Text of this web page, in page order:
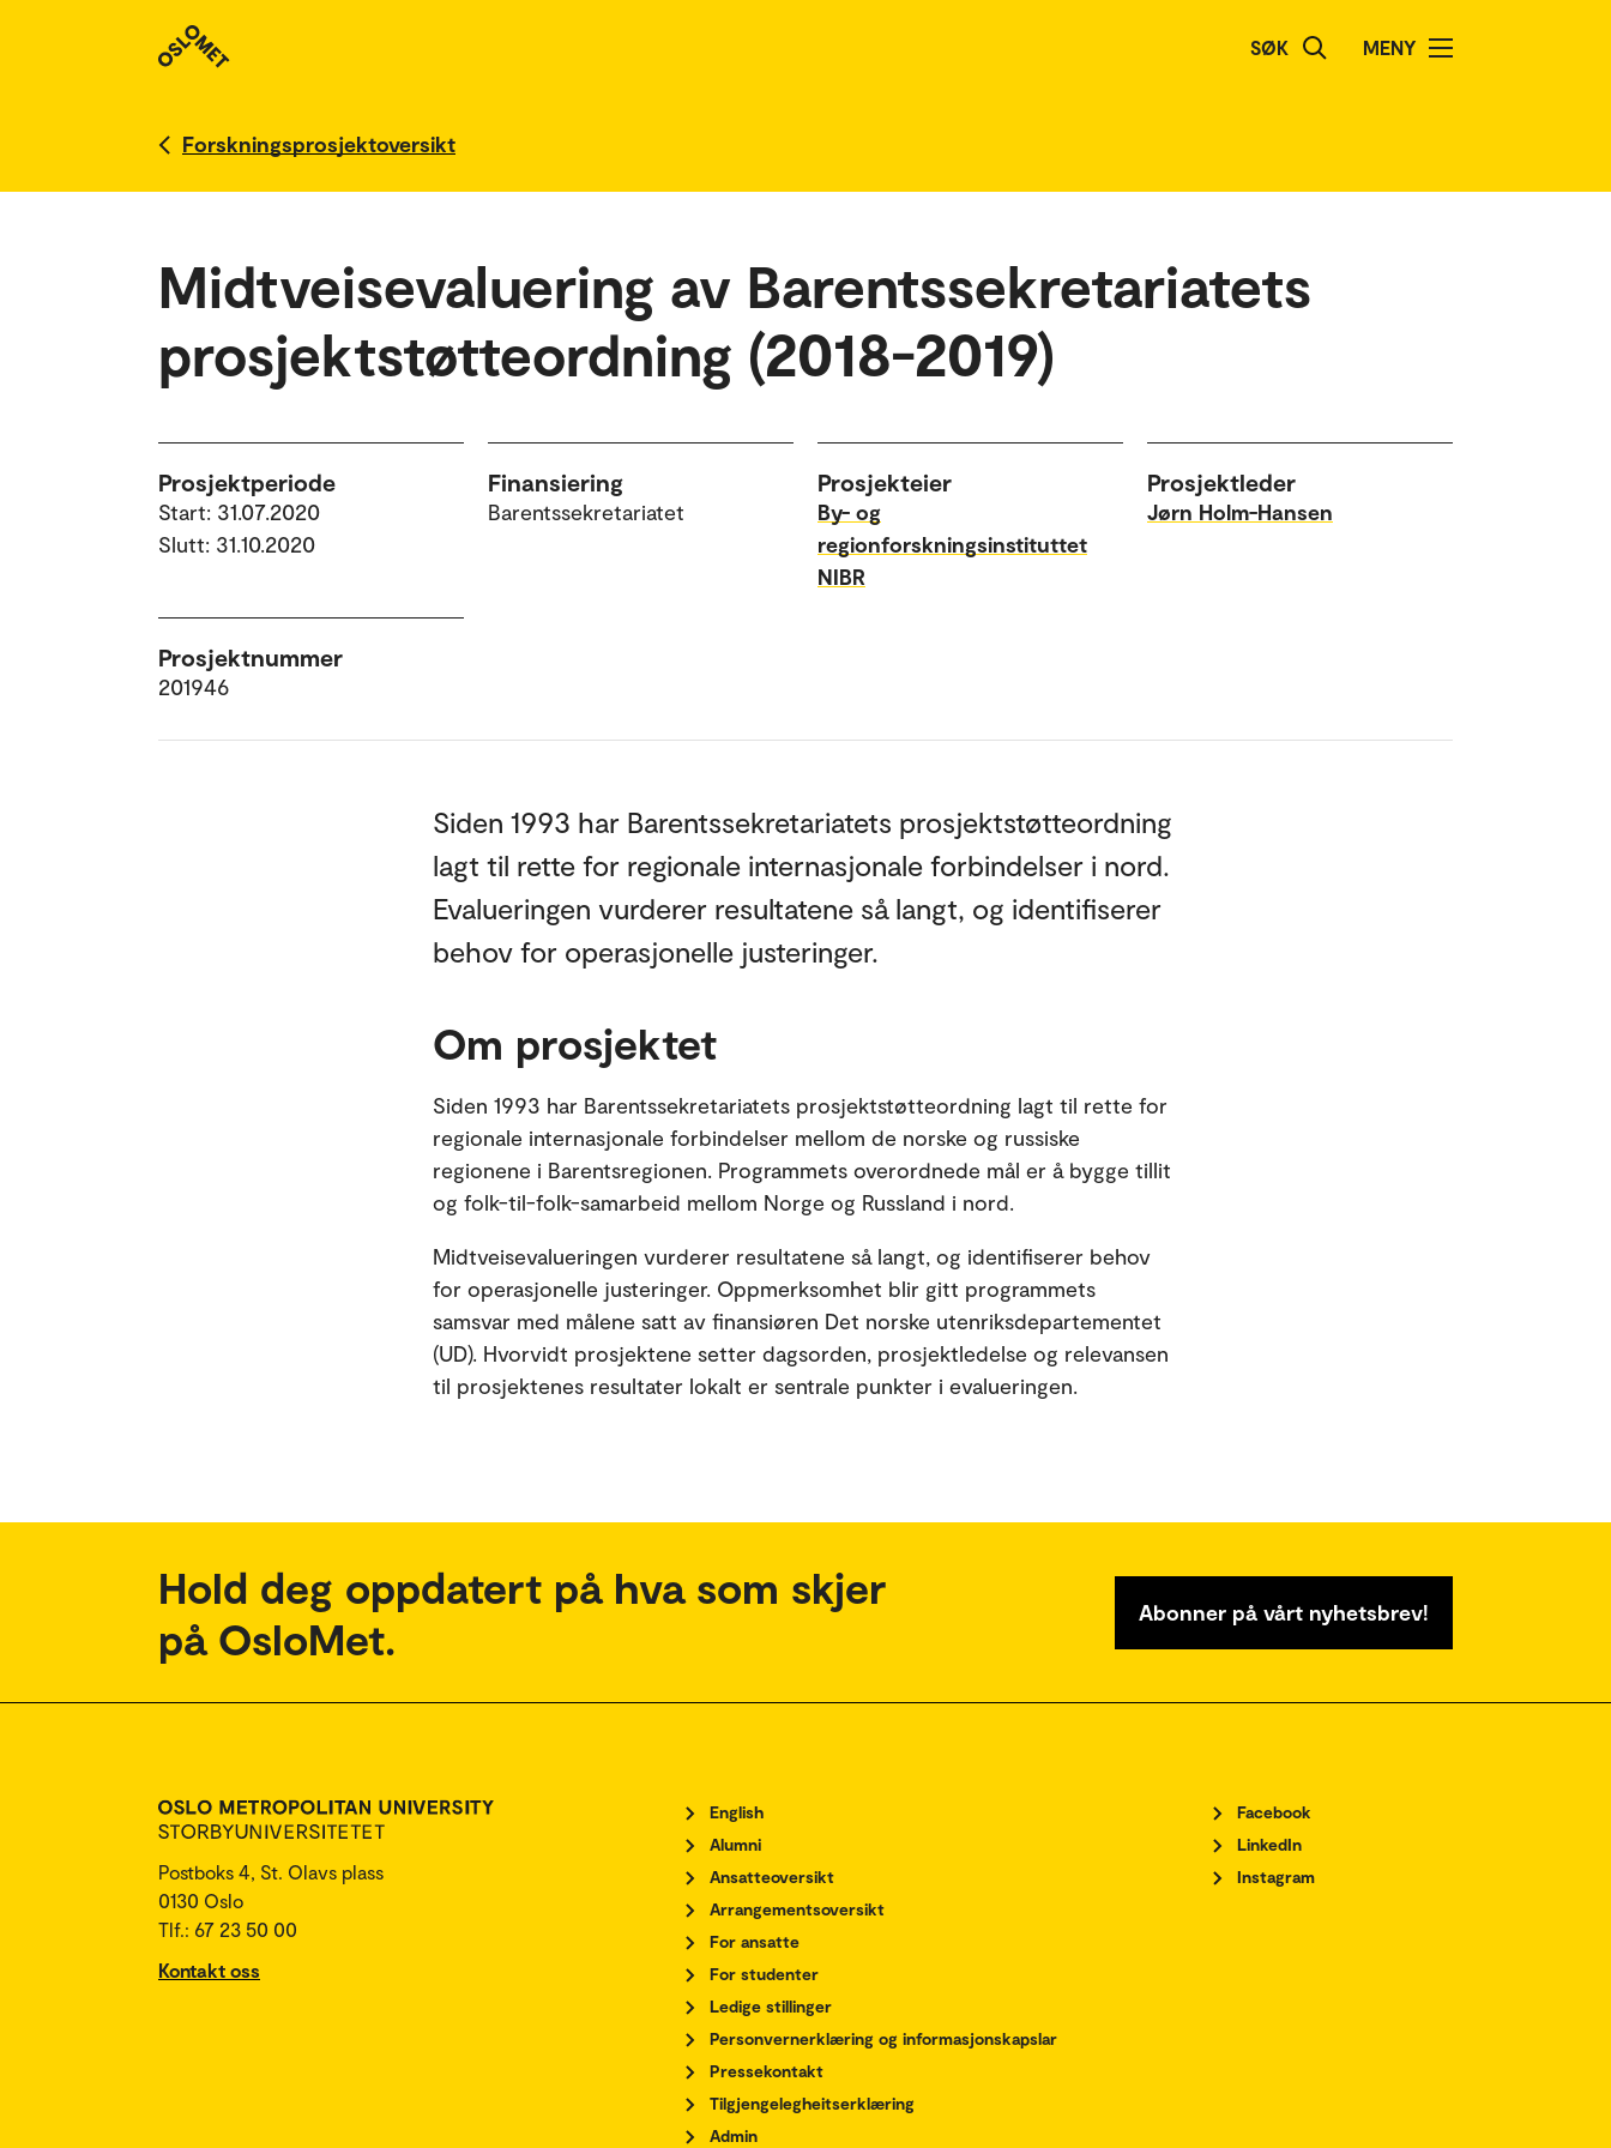
SØK MENY
Forskningsprosjektoversikt
Midtveisevaluering av Barentssekretariatets
prosjektstøtteordning (2018-2019)
Prosjektperiode
Start: 31.07.2020
Slutt: 31.10.2020
Finansiering
Barentssekretariatet
Prosjekteier
By- og
regionforskningsinstituttet
NIBR
Prosjektleder
Jørn Holm-Hansen
Prosjektnummer
201946
Siden 1993 har Barentssekretariatets prosjektstøtteordning
lagt til rette for regionale internasjonale forbindelser i nord.
Evalueringen vurderer resultatene så langt, og identifiserer
behov for operasjonelle justeringer.
Om prosjektet
Siden 1993 har Barentssekretariatets prosjektstøtteordning lagt til rette for
regionale internasjonale forbindelser mellom de norske og russiske
regionene i Barentsregionen. Programmets overordnede mål er å bygge tillit
og folk-til-folk-samarbeid mellom Norge og Russland i nord.
Midtveisevalueringen vurderer resultatene så langt, og identifiserer behov
for operasjonelle justeringer. Oppmerksomhet blir gitt programmets
samsvar med målene satt av finansiøren Det norske utenriksdepartementet
(UD). Hvorvidt prosjektene setter dagsorden, prosjektledelse og relevansen
til prosjektenes resultater lokalt er sentrale punkter i evalueringen.
Hold deg oppdatert på hva som skjer
på OsloMet.
Abonner på vårt nyhetsbrev!
Postboks 4, St. Olavs plass
0130 Oslo
Tlf.: 67 23 50 00
Kontakt oss
English
Alumni
Ansatteoversikt
Arrangementsoversikt
For ansatte
For studenter
Ledige stillinger
Personvernerklæring og informasjonskapslar
Pressekontakt
Tilgjengelegheitserklæring
Admin
Facebook
LinkedIn
Instagram